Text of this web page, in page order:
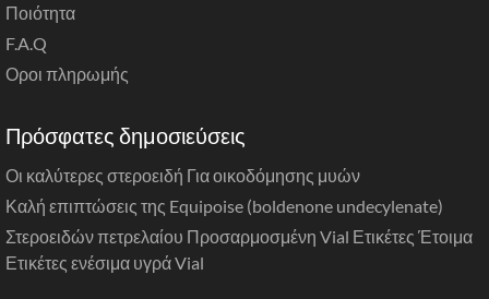
Ποιότητα
F.A.Q
Οροι πληρωμής
Πρόσφατες δημοσιεύσεις
Οι καλύτερες στεροειδή Για οικοδόμησης μυών
Καλή επιπτώσεις της Equipoise (boldenone undecylenate)
Στεροειδών πετρελαίου Προσαρμοσμένη Vial Ετικέτες Έτοιμα
Ετικέτες ενέσιμα υγρά Vial